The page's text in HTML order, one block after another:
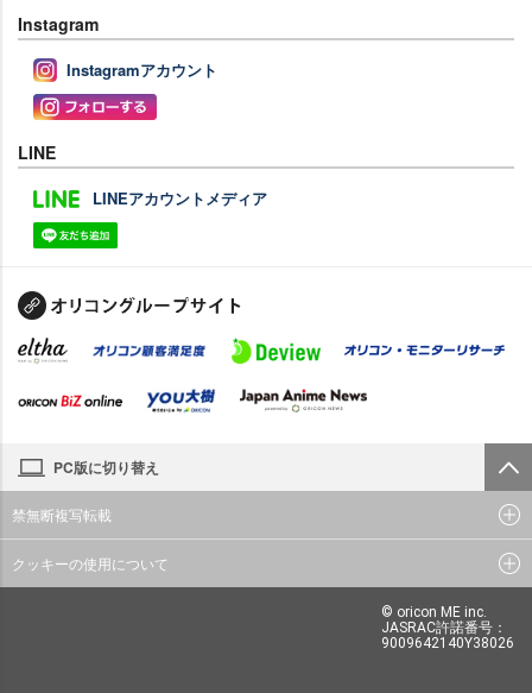
Instagram
Instagramアカウント
LINE
LINEアカウントメディア
PC版に切り替え
禁無断複写転載
クッキーの使用について
© oricon ME inc.
JASRAC許諾番号：
9009642140Y38026